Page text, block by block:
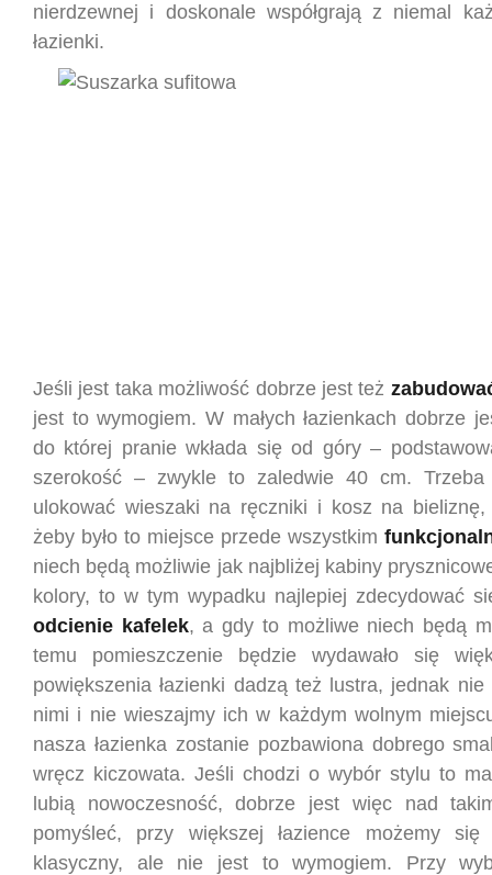
nierdzewnej i doskonale współgrają z niemal
łazienki.
Jeśli jest taka możliwość dobrze jest też
jest to wymogiem. W małych łazienkach dobrze
do której pranie wkłada się od góry –
szerokość – zwykle to zaledwie 40 cm. Trzeba
ulokować wieszaki na ręczniki i kosz na
żeby było to miejsce przede wszystkim
niech będą możliwie jak najbliżej kabiny
kolory, to w tym wypadku najlepiej zdecydować
odcienie kafelek, a gdy to możliwe niech będą
temu pomieszczenie będzie wydawało się
powiększenia łazienki dadzą też lustra, jednak
nimi i nie wieszajmy ich w każdym wolnym
nasza łazienka zostanie pozbawiona dobrego
wręcz kiczowata. Jeśli chodzi o wybór stylu to
lubią nowoczesność, dobrze jest więc nad
pomyśleć, przy większej łazience możemy
klasyczny, ale nie jest to wymogiem. Przy